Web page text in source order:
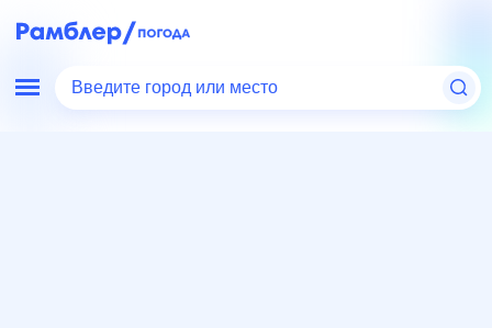
Введите город или место